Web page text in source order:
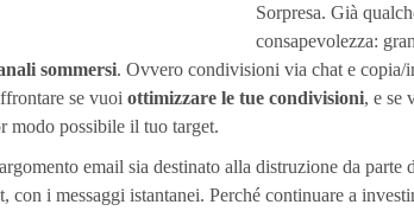
Sorpresa. Già
consapevolezza:
sommersi. Ovvero condivisioni via chat e copia/
se vuoi ottimizzare le tue condivisioni, e se
modo possibile il tuo target.
email sia destinato alla distruzione da parte
con i messaggi istantanei. Perché continuare a